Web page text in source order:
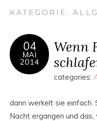
KATEGORIE:
04
MAI
2014
Wenn
categories:
dann werkelt sie einfach.
Nacht ergangen und